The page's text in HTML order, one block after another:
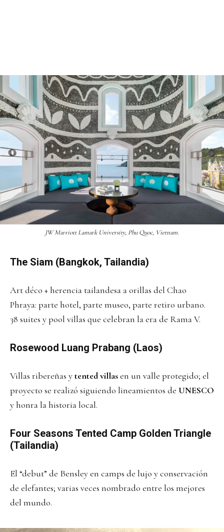
JW Marriott Lamark University, Phu Quoc, Vietnam.
The Siam (Bangkok, Tailandia)
Art déco + herencia tailandesa a orillas del Chao
Phraya: parte hotel, parte museo, parte retiro urbano.
38 suites y pool villas que celebran la era de Rama V.
Rosewood Luang Prabang (Laos)
Villas ribereñas ytented villasen un valle protegido; el
proyecto se realizó siguiendo lineamientos de UNESCO
y honra la historia local.
Four Seasons Tented Camp Golden Triangle
(Tailandia)
El “debut” de Bensley en camps de lujo y conservación
de elefantes; varias veces nombrado entre los mejores
del mundo.